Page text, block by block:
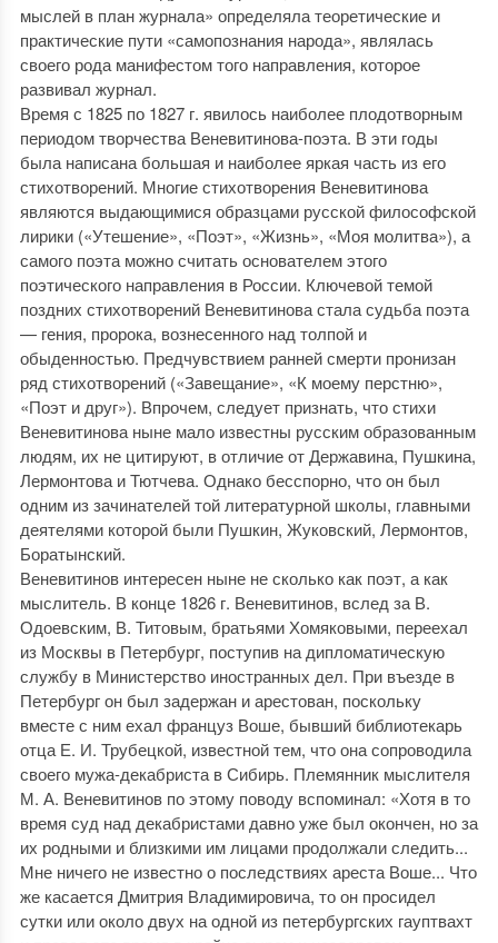
мыслей в план журнала» определяла теоретические и
практические пути «самопознания народа», являлась
своего рода манифестом того направления, которое
развивал журнал.
Время с 1825 по 1827 г. явилось наиболее плодотворным
периодом творчества Веневитинова-поэта. В эти годы
была написана большая и наиболее яркая часть из его
стихотворений. Многие стихотворения Веневитинова
являются выдающимися образцами русской философской
лирики («Утешение», «Поэт», «Жизнь», «Моя молитва»), а
самого поэта можно считать основателем этого
поэтического направления в России. Ключевой темой
поздних стихотворений Веневитинова стала судьба поэта
— гения, пророка, вознесенного над толпой и
обыденностью. Предчувствием ранней смерти пронизан
ряд стихотворений («Завещание», «К моему перстню»,
«Поэт и друг»). Впрочем, следует признать, что стихи
Веневитинова ныне мало известны русским образованным
людям, их не цитируют, в отличие от Державина, Пушкина,
Лермонтова и Тютчева. Однако бесспорно, что он был
одним из зачинателей той литературной школы, главными
деятелями которой были Пушкин, Жуковский, Лермонтов,
Боратынский.
Веневитинов интересен ныне не сколько как поэт, а как
мыслитель. В конце 1826 г. Веневитинов, вслед за В.
Одоевским, В. Титовым, братьями Хомяковыми, переехал
из Москвы в Петербург, поступив на дипломатическую
службу в Министерство иностранных дел. При въезде в
Петербург он был задержан и арестован, поскольку
вместе с ним ехал француз Воше, бывший библиотекарь
отца Е. И. Трубецкой, известной тем, что она сопроводила
своего мужа-декабриста в Сибирь. Племянник мыслителя
М. А. Веневитинов по этому поводу вспоминал: «Хотя в то
время суд над декабристами давно уже был окончен, но за
их родными и близкими им лицами продолжали следить...
Мне ничего не известно о последствиях ареста Воше... Что
же касается Дмитрия Владимировича, то он просидел
сутки или около двух на одной из петербургских гауптвахт